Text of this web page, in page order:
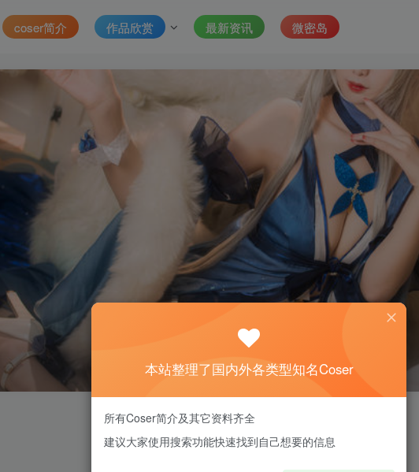
coser简介 作品欣赏 最新资讯 微密岛
本站整理了国内外各类型知名Coser
所有Coser简介及其它资料齐全
建议大家使用搜索功能快速找到自己想要的信息